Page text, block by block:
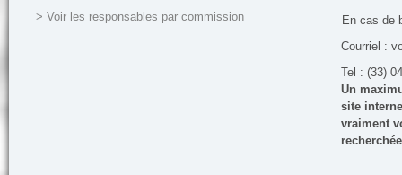
> Voir les responsables par commission
En cas de
Courriel :
Tel : (33)
Un
site
vraiment